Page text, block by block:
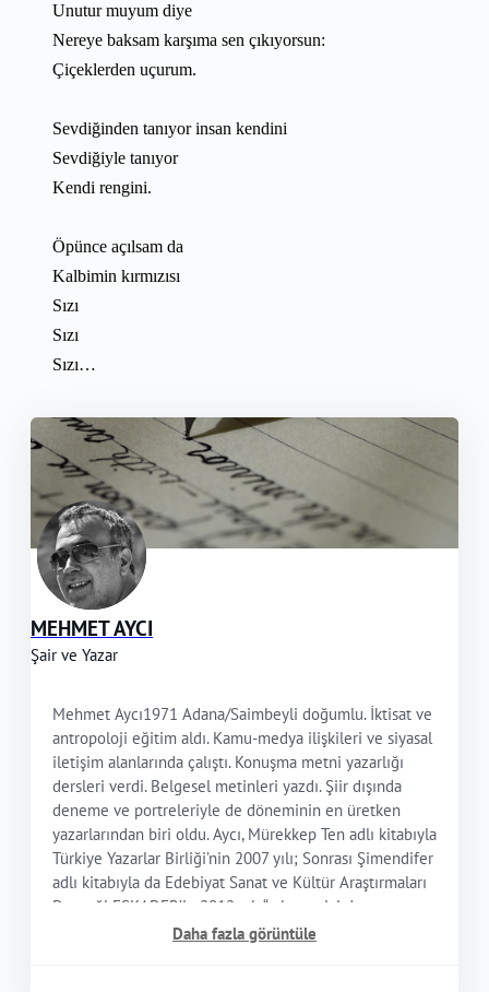
Unutur muyum diye
Nereye baksam karşıma sen çıkıyorsun:
Çiçeklerden uçurum.
Sevdiğinden tanıyor insan kendini
Sevdiğiyle tanıyor
Kendi rengini.
Öpünce açılsam da
Kalbimin kırmızısı
Sızı
Sızı
Sızı…
MEHMET AYCI
Şair ve Yazar
Mehmet Aycı1971 Adana/Saimbeyli doğumlu. İktisat ve
antropoloji eğitim aldı. Kamu-medya ilişkileri ve siyasal
iletişim alanlarında çalıştı. Konuşma metni yazarlığı
dersleri verdi. Belgesel metinleri yazdı. Şiir dışında
deneme ve portreleriyle de döneminin en üretken
yazarlarından biri oldu. Aycı, Mürekkep Ten adlı kitabıyla
Türkiye Yazarlar Birliği’nin 2007 yılı; Sonrası Şimendifer
adlı kitabıyla da Edebiyat Sanat ve Kültür Araştırmaları
Derneği ESKADER’in 2012 yılı “yılın en iyi deneme
kitabı”; Yağmurlu Perçem kitabıyla ESKADER’in 2016
Daha fazla görüntüle